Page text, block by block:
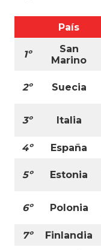
País
1º
San
Marino
2º Suecia
3º Italia
4º
España
5º Estonia
6º Polonia
7º Finlandia